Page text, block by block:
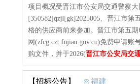
项目概况受晋江市公安局交通警察
[350582]qzjl[gk]2025005、晋江市
格的供应商前来参加。晋江市第五
网(zfcg.czt.fujian.gov.cn)免费申请
购文件，并于2026(晋江市公安局交
【招标公告】 福建